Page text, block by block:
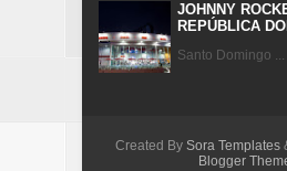
JOHNNY
REPÚBLICA
Santo Domingo ...
Created By Sora Templates
Blogger